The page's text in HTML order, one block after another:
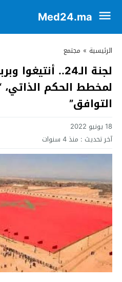
Med24.ma
الرئيسية » مجتمع
لجنة الـ24..
لمخطط الحكم الذاتي،
التوافق”
18 يونيو 2022
آخر تحديث : منذ 4 سنوات